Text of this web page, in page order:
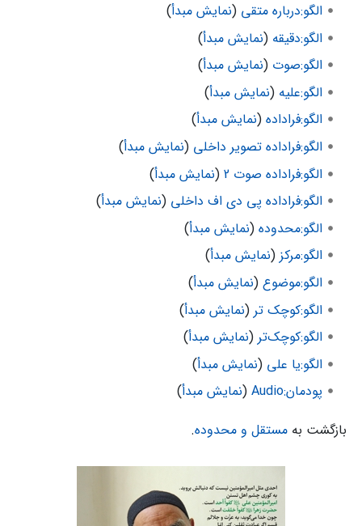
الگو:درباره متقی (نمایش مبدأ)
الگو:دقیقه (نمایش مبدأ)
الگو:صوت (نمایش مبدأ)
الگو:علیه (نمایش مبدأ)
الگو:فراداده (نمایش مبدأ)
الگو:فراداده تصویر داخلی (نمایش مبدأ)
الگو:فراداده صوت 2
(نمایش مبدأ)
الگو:فراداده پی دی اف داخلی (نمایش مبدأ)
الگو:محدوده (نمایش مبدأ)
الگو:مرکز (نمایش مبدأ)
الگو:موضوع (نمایش مبدأ)
الگو:کوچک تر (نمایش مبدأ)
الگو:کوچک‌تر (نمایش مبدأ)
الگو:یا علی (نمایش مبدأ)
پودمان:Audio
(نمایش مبدأ)
بازگشت به مستقل و محدوده.